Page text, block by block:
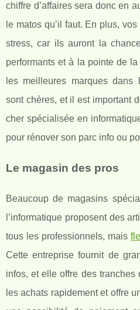
chiffre d’affaires sera donc en
le matos qu’il faut. En plus,
stress, car ils auront la
performants et à la pointe de
les meilleures marques dans
sont chères, et il est important
cher spécialisée en
pour rénover son parc info ou
Le magasin des pros
Beaucoup de magasins
l’informatique proposent des
tous les professionnels, mais
Cette entreprise fournit de
infos, et elle offre des
les achats rapidement et offre